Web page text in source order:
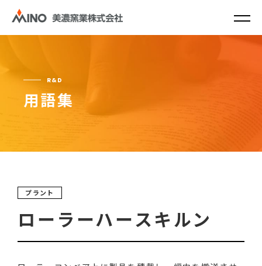
R&D
用語集
プラント
ローラーハースキルン